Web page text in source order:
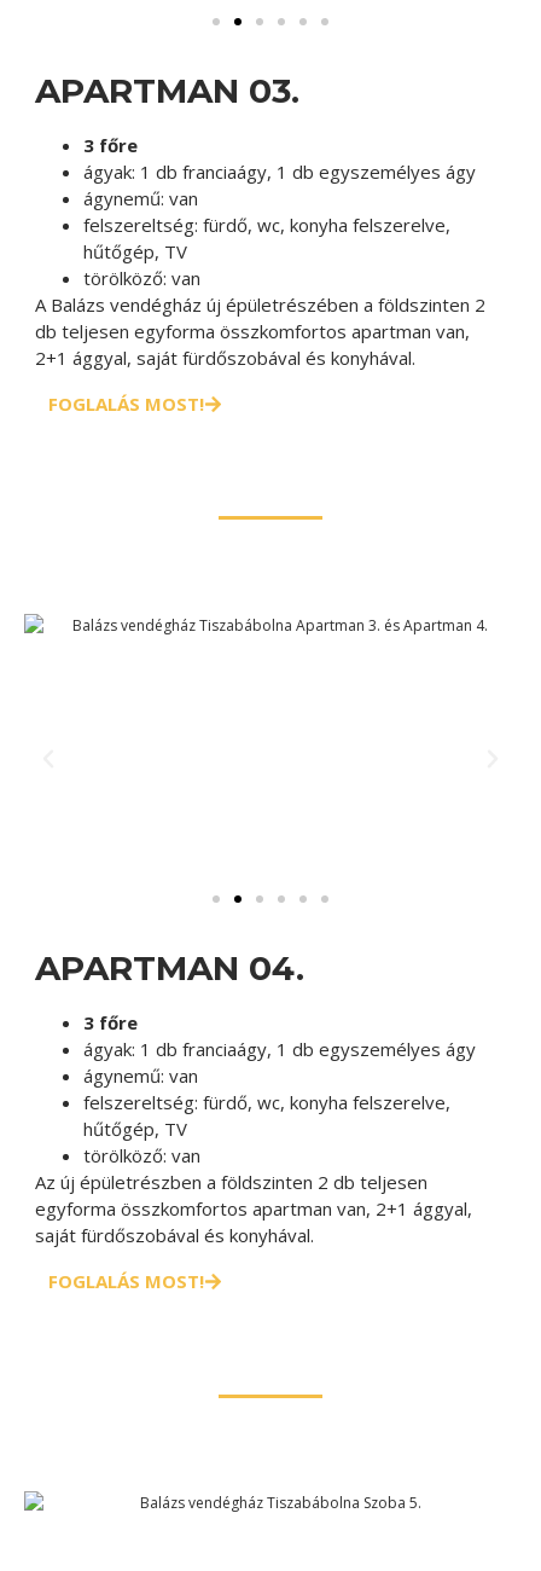
APARTMAN 03.
3 főre
ágyak: 1 db franciaágy, 1 db egyszemélyes ágy
ágynemű: van
felszereltség: fürdő, wc, konyha felszerelve,
hűtőgép, TV
törölköző: van
A Balázs vendégház új épületrészében a földszinten 2
db teljesen egyforma összkomfortos apartman van,
2+1 ággyal, saját fürdőszobával és konyhával.
FOGLALÁS MOST!
APARTMAN 04.
3 főre
ágyak: 1 db franciaágy, 1 db egyszemélyes ágy
ágynemű: van
felszereltség: fürdő, wc, konyha felszerelve,
hűtőgép, TV
törölköző: van
Az új épületrészben a földszinten 2 db teljesen
egyforma összkomfortos apartman van, 2+1 ággyal,
saját fürdőszobával és konyhával.
FOGLALÁS MOST!